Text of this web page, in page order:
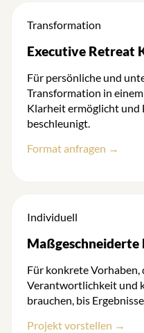
Transformation
Executive Retreat
Für persönliche und
Transformation in
Klarheit ermöglicht und
beschleunigt.
Format anfragen →
Individuell
Für konkrete
Verantwortlichkeit und
brauchen, bis
Projekt vorstellen →